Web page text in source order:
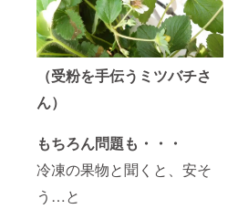
（受粉を手伝うミツバチさ
ん）
もちろん問題も・・・
冷凍の果物と聞くと、安そ
う…と